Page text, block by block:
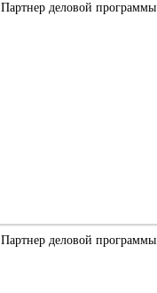
Партнер деловой программы
Партнер деловой программы